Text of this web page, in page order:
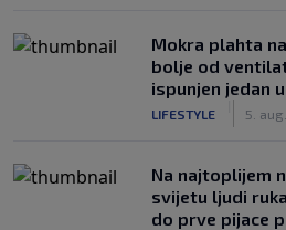
Mokra plahta
bolje od
ispunjen jedan
LIFESTYLE 5. aug.
Na najtoplijem
svijetu ljudi
do prve pijace